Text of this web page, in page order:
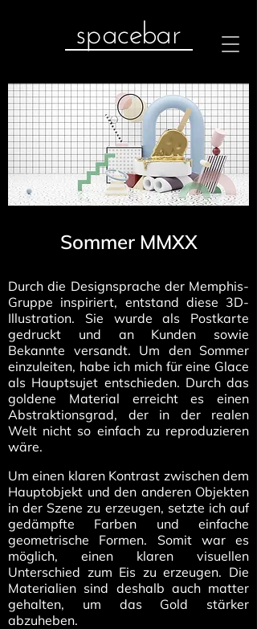
spacebar
Sommer MMXX
Durch die Designsprache der Memphis-
Gruppe inspiriert, entstand diese 3D-
Illustration. Sie wurde als Postkarte
gedruckt und an Kunden sowie
Bekannte versandt. Um den Sommer
einzuleiten, habe ich mich für eine Glace
als Hauptsujet entschieden. Durch das
goldene Material erreicht es einen
Abstraktionsgrad, der in der realen
Welt nicht so einfach zu reproduzieren
wäre.
Um einen klaren Kontrast zwischen dem
Hauptobjekt und den anderen Objekten
in der Szene zu erzeugen, setzte ich auf
gedämpfte Farben und einfache
geometrische Formen. Somit war es
möglich, einen klaren visuellen
Unterschied zum Eis zu erzeugen. Die
Materialien sind deshalb auch matter
gehalten, um das Gold stärker
abzuheben.